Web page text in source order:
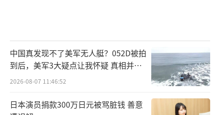
中国真发现不了美军无人艇？052D被拍
到后，美军3大疑点让我怀疑 真相并非
如此
2026-08-07 11:46:52
日本演员捐款300万日元被骂脏钱 善意